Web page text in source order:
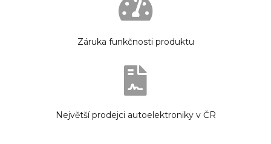
Záruka funkčnosti produktu
Největší prodejci autoelektroniky v ČR